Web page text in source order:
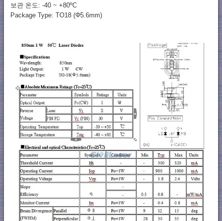
보관 온도: -40 ~ +80ºC
Package Type: TO18 (Φ5.6mm)